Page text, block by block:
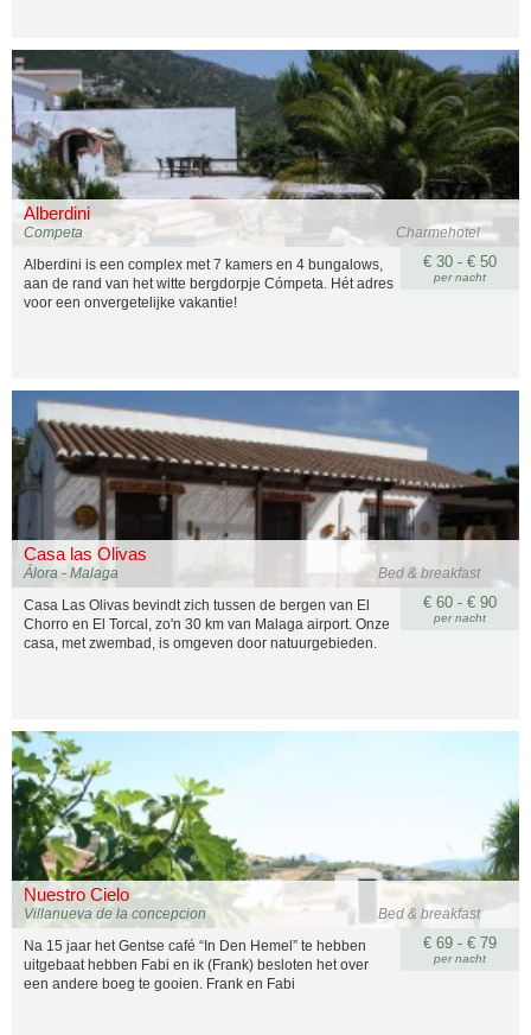
Alberdini
Charmehotel
Competa
€ 30 - € 50
per nacht
Alberdini is een complex met 7 kamers en 4 bungalows,
aan de rand van het witte bergdorpje Cómpeta. Hét adres
voor een onvergetelijke vakantie!
Casa las Olivas
Bed & breakfast
Álora - Malaga
€ 60 - € 90
per nacht
Casa Las Olivas bevindt zich tussen de bergen van El
Chorro en El Torcal, zo'n 30 km van Malaga airport. Onze
casa, met zwembad, is omgeven door natuurgebieden.
Nuestro Cielo
Bed & breakfast
Villanueva de la concepcion
€ 69 - € 79
per nacht
Na 15 jaar het Gentse café “In Den Hemel” te hebben
uitgebaat hebben Fabi en ik (Frank) besloten het over
een andere boeg te gooien. Frank en Fabi